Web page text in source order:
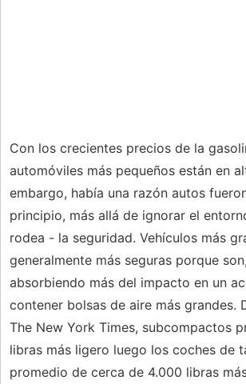
Con los crecientes precios de la
automóviles más pequeños están en
embargo, había una razón autos
principio, más allá de ignorar el
rodea - la seguridad. Vehículos más
generalmente más seguras porque
absorbiendo más del impacto en un
contener bolsas de aire más grandes.
The New York Times, subcompactos
libras más ligero luego los coches de
promedio de cerca de 4.000 libras